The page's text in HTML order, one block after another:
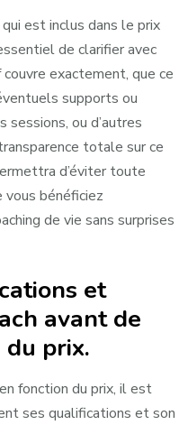
est inclus dans le prix
de clarifier avec
exactement, que ce
supports ou
ou d’autres
totale sur ce
d’éviter toute
vous bénéficiez
de vie sans surprises
et
avant de
prix.
fonction du prix, il est
ses qualifications et son